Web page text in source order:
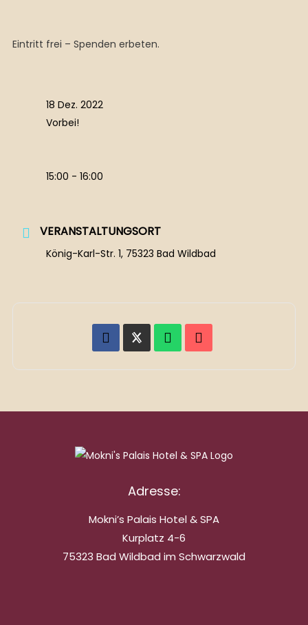
Eintritt frei – Spenden erbeten.
18 Dez. 2022
Vorbei!
15:00 - 16:00
VERANSTALTUNGSORT
König-Karl-Str. 1, 75323 Bad Wildbad
Adresse:
Mokni’s Palais Hotel & SPA
Kurplatz 4-6
75323 Bad Wildbad im Schwarzwald